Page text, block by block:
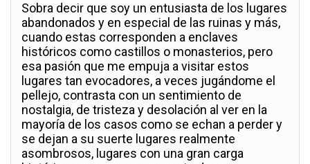
Sobra decir que soy un entusiasta de los lugares
abandonados y en especial de las ruinas y más,
cuando estas corresponden a enclaves
históricos como castillos o monasterios, pero
esa pasión que me empuja a visitar estos
lugares tan evocadores, a veces jugándome el
pellejo, contrasta con un sentimiento de
nostalgia, de tristeza y desolación al ver en la
mayoría de los casos como se echan a perder y
se dejan a su suerte lugares realmente
asombrosos, lugares con una gran carga